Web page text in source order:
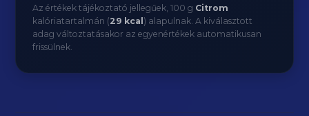
Az értékek tájékoztató jellegűek, 100 g Citrom
kalóriatartalmán (29 kcal ) alapulnak. A kiválasztott
adag változtatásakor az egyenértékek automatikusan
frissülnek.